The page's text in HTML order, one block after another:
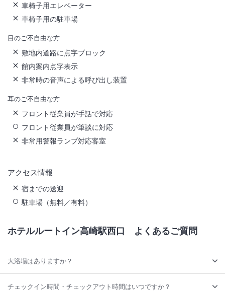
車椅子用エレベーター
車椅子用の駐車場
目のご不自由な方
敷地内道路に点字ブロック
館内案内点字表示
非常時の音声による呼び出し装置
耳のご不自由な方
フロント従業員が手話で対応
フロント従業員が筆談に対応
非常用警報ランプ対応客室
アクセス情報
宿までの送迎
駐車場（無料／有料）
ホテルルートイン高崎駅西口 よくあるご質問
大浴場はありますか？
チェックイン時間・チェックアウト時間はいつですか？